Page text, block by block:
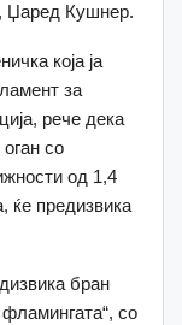
Џаред Кушнер.
која ја
за
рече дека
со
од 1,4
ќе предизвика
бран
фламингата“, со